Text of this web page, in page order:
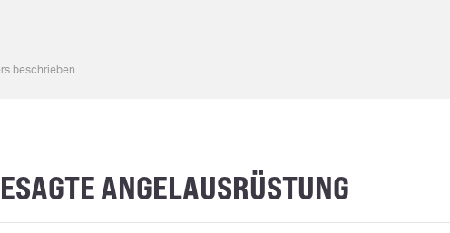
beschrieben
ANGELAUSRÜSTUNG